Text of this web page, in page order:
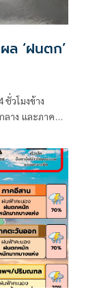
ล ‘ฝนตก’
วโมงข้าง
าง และภาค